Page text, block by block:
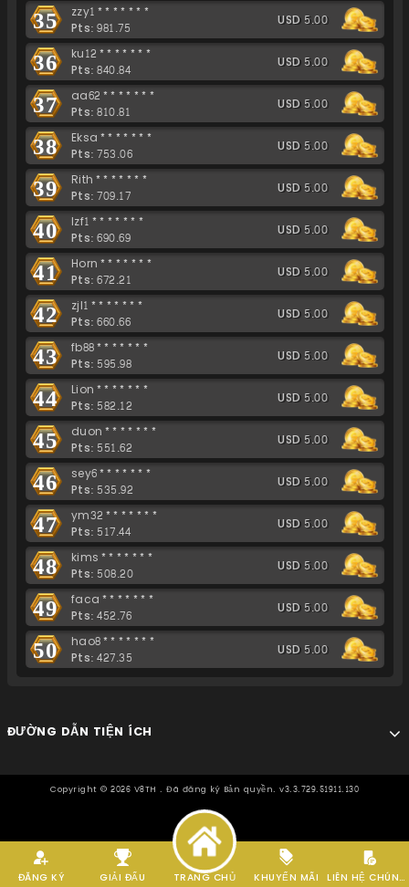
35
zzy1*******
Pts: 981.75
USD 5.00
36
ku12*******
Pts: 840.84
USD 5.00
37
aa62*******
Pts: 810.81
USD 5.00
38
Eksa*******
Pts: 753.06
USD 5.00
39
Rith*******
Pts: 709.17
USD 5.00
40
lzf1*******
Pts: 690.69
USD 5.00
41
Horn*******
Pts: 672.21
USD 5.00
42
zjl1*******
Pts: 660.66
USD 5.00
43
fb88*******
Pts: 595.98
USD 5.00
44
Lion*******
Pts: 582.12
USD 5.00
45
duon*******
Pts: 551.62
USD 5.00
46
sey6*******
Pts: 535.92
USD 5.00
47
ym32*******
Pts: 517.44
USD 5.00
48
kims*******
Pts: 508.20
USD 5.00
49
faca*******
Pts: 452.76
USD 5.00
50
hao8*******
Pts: 427.35
USD 5.00
ĐƯỜNG DẪN TIỆN ÍCH
Copyright © 2026 V8TH . Đã đăng ký Bản quyền. v3.3.729.51911.130
ĐĂNG KÝ GIẢI ĐẤU TRANG CHỦ KHUYẾN MÃI LIÊN HỆ CHÚNG TÔI